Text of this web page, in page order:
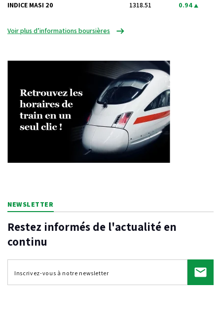
INDICE MASI 20 1318.51 0.94
Voir plus d’informations boursières
NEWSLETTER
Restez informés de l'actualité en
continu